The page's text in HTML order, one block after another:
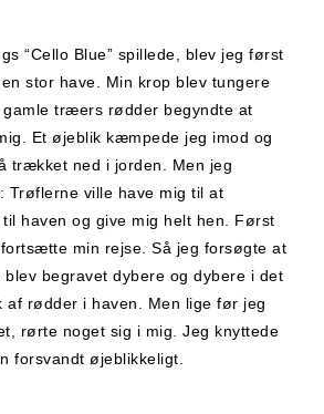
“Cello Blue” spillede, blev jeg først
stor have. Min krop blev tungere
træers rødder begyndte at
Et øjeblik kæmpede jeg imod og
trækket ned i jorden. Men jeg
Trøflerne ville have mig til at
haven og give mig helt hen. Først
min rejse. Så jeg forsøgte at
begravet dybere og dybere i det
af rødder i haven. Men lige før jeg
rørte noget sig i mig. Jeg knyttede
forsvandt øjeblikkeligt.